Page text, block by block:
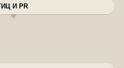
И PR